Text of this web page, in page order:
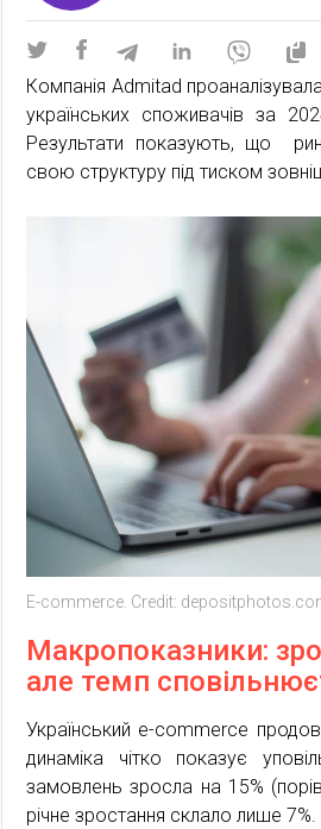
Компанія Admitad
українських споживачів за
Результати показують, що
свою структуру під тиском
E-commerce. Credit:
Макропоказники:
але темп
Український e-commerce
динаміка чітко показує
замовлень зросла на 15%
річне зростання склало лише 7%.